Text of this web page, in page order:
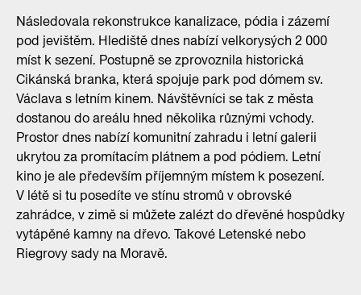
Následovala rekonstrukce kanalizace, pódia i zázemí
pod jevištěm. Hlediště dnes nabízí velkorysých 2 000
míst k sezení. Postupně se zprovoznila historická
Cikánská branka, která spojuje park pod dómem sv.
Václava s letním kinem. Návštěvníci se tak z města
dostanou do areálu hned několika různými vchody.
Prostor dnes nabízí komunitní zahradu i letní galerii
ukrytou za promítacím plátnem a pod pódiem. Letní
kino je ale především příjemným místem k posezení.
V létě si tu posedíte ve stínu stromů v obrovské
zahrádce, v zimě si můžete zalézt do dřevěné hospůdky
vytápěné kamny na dřevo. Takové Letenské nebo
Riegrovy sady na Moravě.